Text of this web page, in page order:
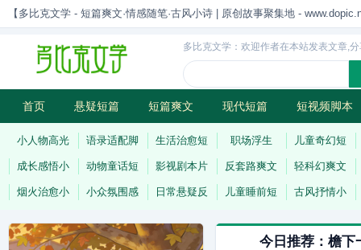
【多比克文学 - 短篇爽文·情感随笔·古风小诗 | 原创故事聚集地 -
多比克文学：欢迎作者在本站发表文章,
首页 悬疑短篇 短篇爽文 现代短篇 短视频脚本
古风小诗 科幻短篇 现代小诗 连载
小人物高光 语录适配脚 生活治愈短 职场浮生 儿童奇幻短
成长感悟小 动物童话短 影视剧本片 反套路爽文 轻科幻爽文
烟火治愈小 小众氛围感 日常悬疑反 儿童睡前短 古风抒情小
今日推荐： 檐下